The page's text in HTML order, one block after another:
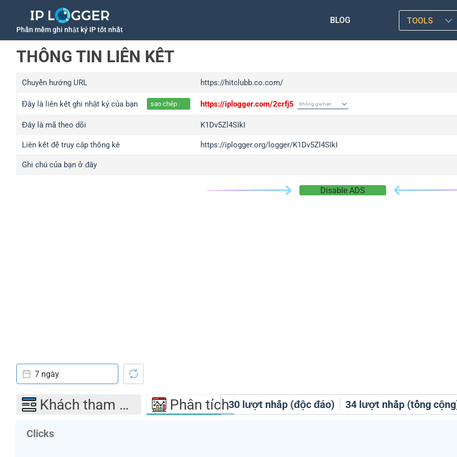
Phần mềm ghi nhật ký IP tốt nhất
BLOG TOOLS
THÔNG TIN LIÊN KẾT
Chuyển hướng URL https://hitclubb.co.com/
Đây là liên kết ghi nhật ký của bạn sao chép https://iplogger.com/2crfj5
Đây là mã theo dõi K1Dv5Zl4SIkI
Liên kết để truy cập thống kê https://iplogger.org/logger/K1Dv5Zl4SIkI
Ghi chú của bạn ở đây
Disable ADS
30 lượt nhấp (độc đáo) 34 lượt nhấp (tổng
7 ngày
Khách tham quan Phân tích
Clicks